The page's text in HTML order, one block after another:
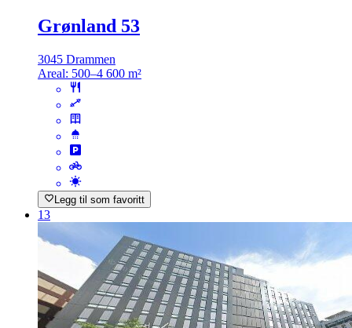
Grønland 53
3045 Drammen
Areal: 500–4 600 m²
Legg til som favoritt
13